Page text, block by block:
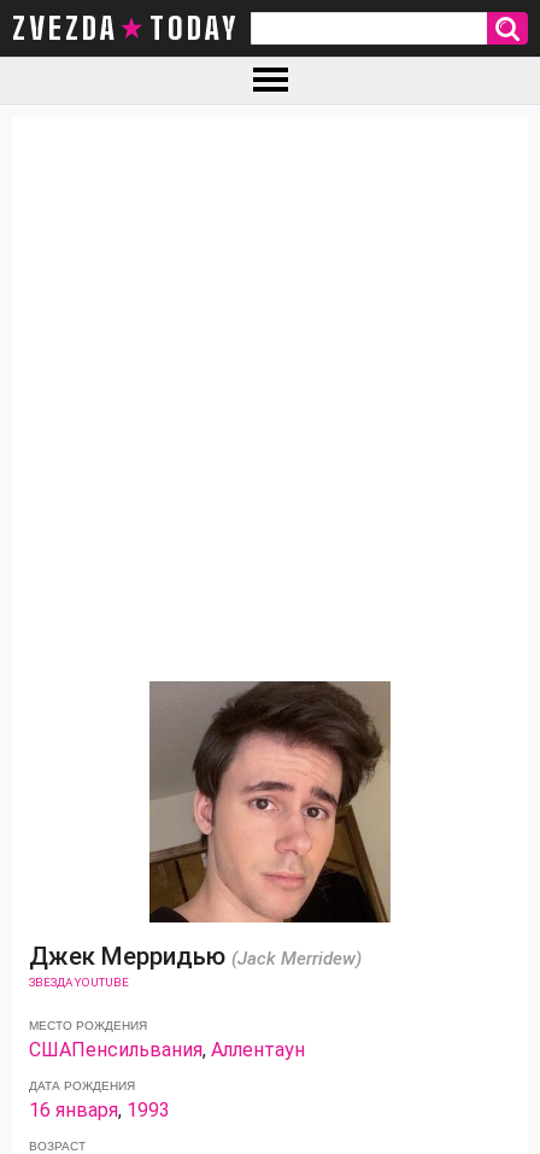
ZVEZDA TODAY
Джек Мерридью (Jack Merridew)
ЗВЕЗДА YOUTUBE
МЕСТО РОЖДЕНИЯ
СШАПенсильвания,Аллентаун
ДАТА РОЖДЕНИЯ
16 января, 1993
ВОЗРАСТ